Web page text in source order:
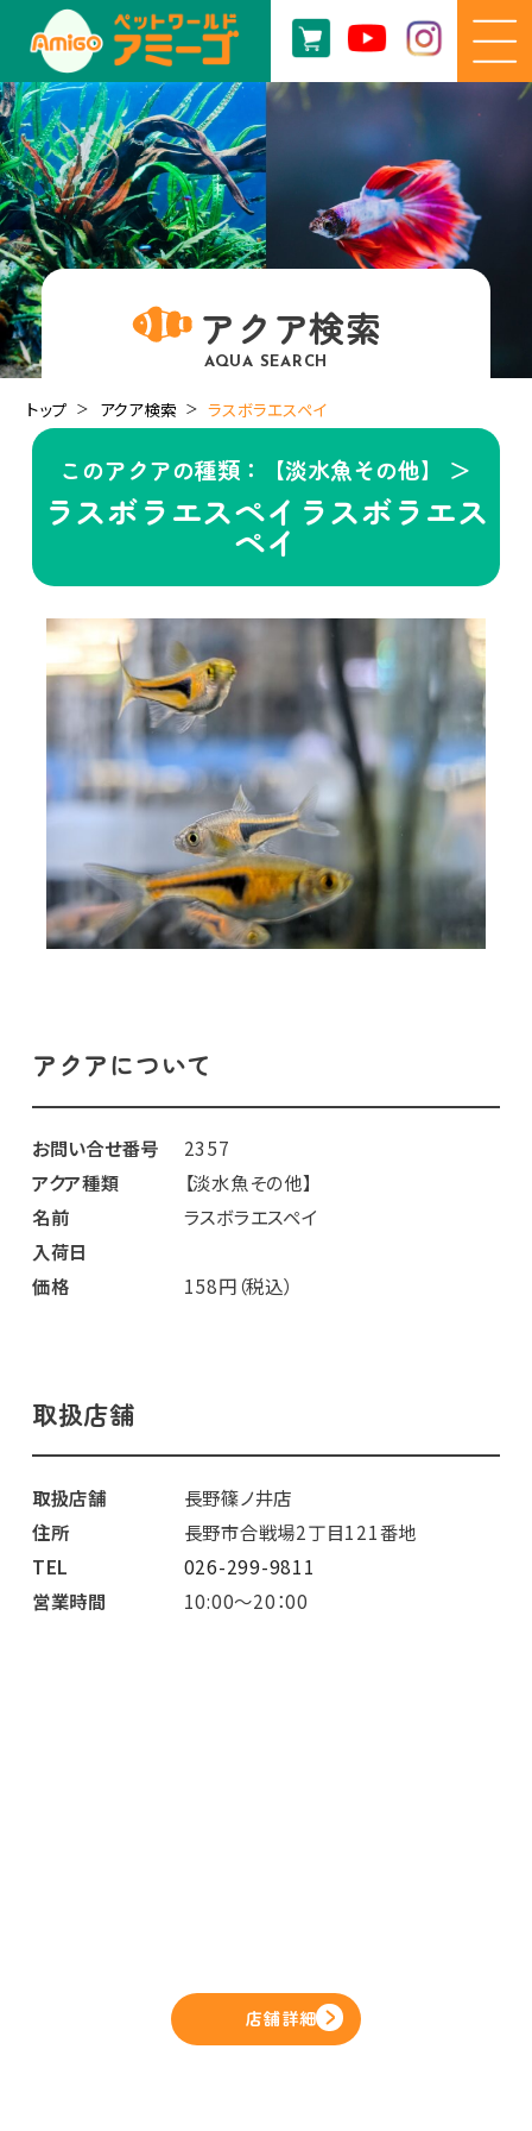
アクア検索
AQUA SEARCH
トップ アクア検索 ラスボラエスペイ
このアクアの種類：【淡水魚その他】 ＞
ラスボラエスペイラスボラエス
ペイ
アクアについて
お問い合せ番号
2357
アクア種類
【淡水魚その他】
名前
ラスボラエスペイ
入荷日
価格
158円（税込）
取扱店舗
取扱店舗
長野篠ノ井店
住所
長野市合戦場2丁目121番地
TEL
026-299-9811
営業時間
10:00～20：00
店舗詳細